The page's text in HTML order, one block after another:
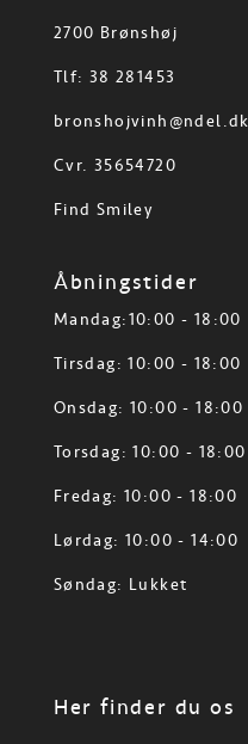
2700 Brønshøj
Tlf: 38 281453
bronshojvinh@ndel.dk
Cvr. 35654720
Find Smiley
Åbningstider
Mandag:10:00 - 18:00
Tirsdag: 10:00 - 18:00
Onsdag: 10:00 - 18:00
Torsdag: 10:00 - 18:00
Fredag: 10:00 - 18:00
Lørdag: 10:00 - 14:00
Søndag: Lukket
Her finder du os